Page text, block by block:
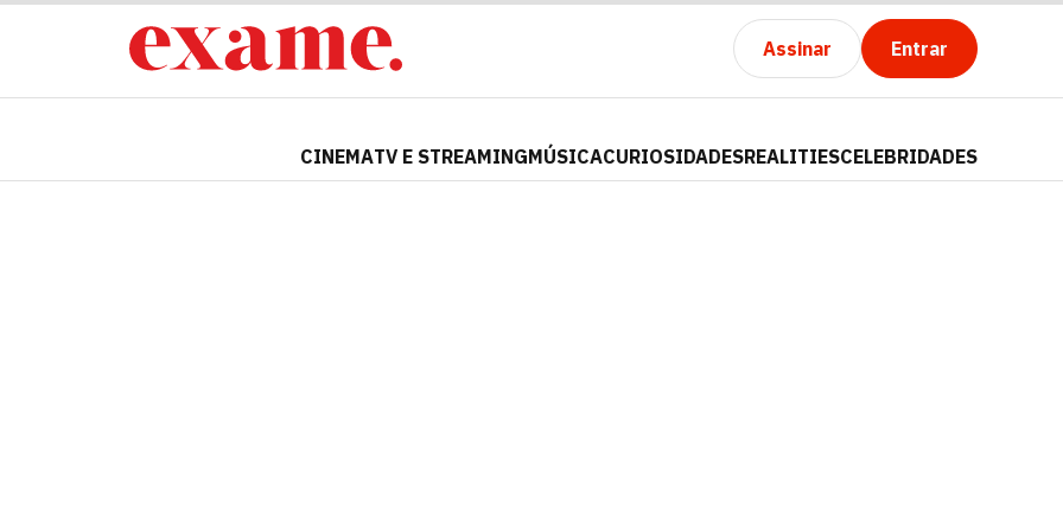
Assinar Entrar
CINEMATV E STREAMINGMÚSICACURIOSIDADESREALITIESCELEBRIDADES